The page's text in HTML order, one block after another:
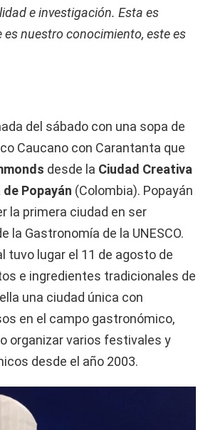
e investigación. Esta es
nuestro conocimiento, este es
del sábado con una sopa de
Caucano con Carantanta que
desde la Ciudad Creativa
Popayán (Colombia). Popayán
la primera ciudad en ser
la Gastronomía de la UNESCO.
tuvo lugar el 11 de agosto de
e ingredientes tradicionales de
una ciudad única con
en el campo gastronómico,
organizar varios festivales y
desde el año 2003.